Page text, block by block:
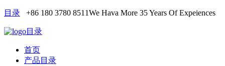
目录 +86 180 3780 8511We Hava More 35 Years Of Expeiences
目录
首页
产品目录